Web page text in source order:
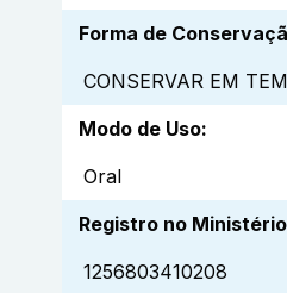
Forma de
CONSERVAR EM
Modo de Uso:
Oral
Registro no
1256803410208